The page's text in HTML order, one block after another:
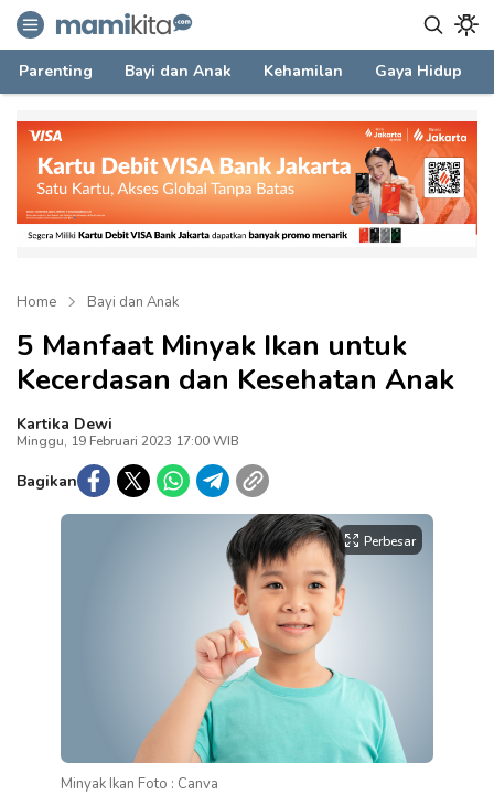
mamikita.com
Informasi Parenting untuk Mami Milenial
Parenting Bayi dan Anak Kehamilan Gaya Hidup
Home Bayi dan Anak
5 Manfaat Minyak Ikan untuk
Kecerdasan dan Kesehatan Anak
Kartika Dewi
Minggu, 19 Februari 2023 17:00 WIB
Bagikan
Perbesar
Minyak Ikan Foto : Canva